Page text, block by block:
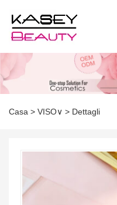
Casa > VISO∨ > Dettagli